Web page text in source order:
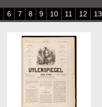
6 7 8 9 10 11 12 13